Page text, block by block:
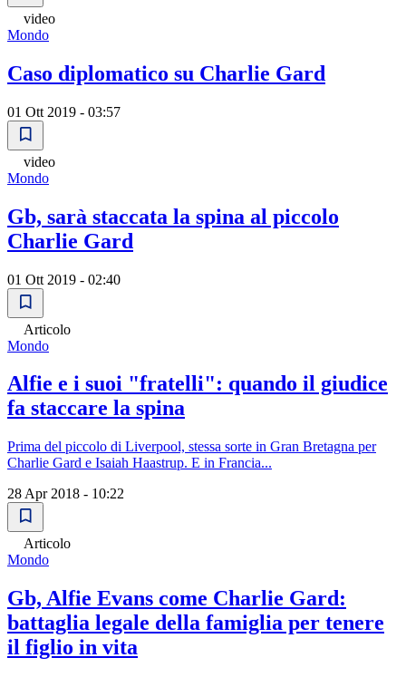
video
Mondo
Caso diplomatico su Charlie Gard
01 Ott 2019 - 03:57
video
Mondo
Gb, sarà staccata la spina al piccolo
Charlie Gard
01 Ott 2019 - 02:40
Articolo
Mondo
Alfie e i suoi "fratelli": quando il giudice
fa staccare la spina
Prima del piccolo di Liverpool, stessa sorte in Gran Bretagna per
Charlie Gard e Isaiah Haastrup. E in Francia...
28 Apr 2018 - 10:22
Articolo
Mondo
Gb, Alfie Evans come Charlie Gard:
battaglia legale della famiglia per tenere
il figlio in vita